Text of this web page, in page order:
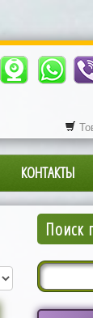
КОНТАКТЫ
Поиск